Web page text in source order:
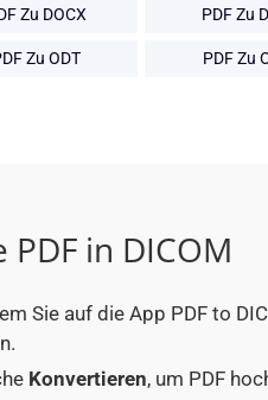
Zu DOCX PDF Zu
Zu ODT PDF Zu
in DICOM
Sie auf die App PDF to
Konvertieren, um PDF